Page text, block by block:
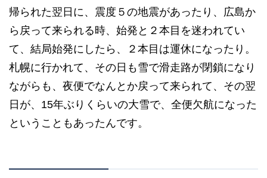
帰られた翌日に、震度５の地震があったり、広島か
ら戻って来られる時、始発と２本目を迷われてい
て、結局始発にしたら、２本目は運休になったり。
札幌に行かれて、その日も雪で滑走路が閉鎖になり
ながらも、夜便でなんとか戻って来られて、その翌
日が、15年ぶりくらいの大雪で、全便欠航になった
ということもあったんです。